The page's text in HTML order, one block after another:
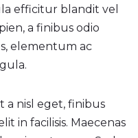
efficitur blandit vel
a finibus odio
elementum ac
a nisl eget, finibus
in facilisis. Maecenas